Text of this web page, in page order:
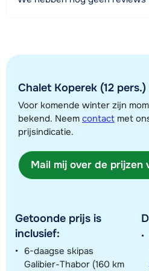
450 meter
Afstand tot skibushalte
Bekijk kaart
Chalet Koperek (12 pers.)
Voor komende winter zijn
bekend. Neem contact met
prijsindicatie.
Mail mij over de prijzen
Getoonde prijs is
inclusief:
6-daagse skipas
Galibier-Thabor (160 km